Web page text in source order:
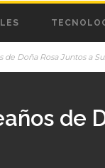
Doña Rosa Juntos a
de